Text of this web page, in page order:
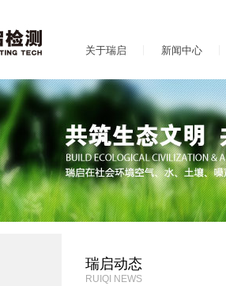
关于瑞启 新闻中心
瑞启动态
RUIQI NEWS